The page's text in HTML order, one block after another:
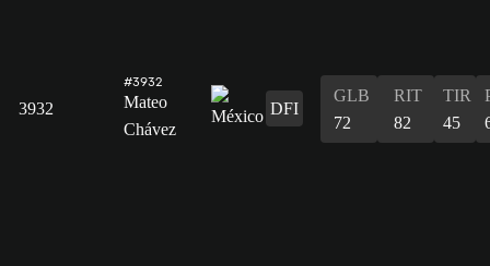
3932
#3932
Mateo
Chávez
DFI
GLB
72
RIT
82
TIR
45